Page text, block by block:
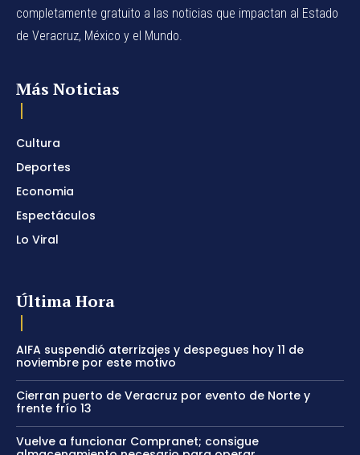
completamente gratuito a las noticias que impactan al Estado
de Veracruz, México y el Mundo.
Más Noticias
Cultura
Deportes
Economia
Espectáculos
Lo Viral
Última Hora
AIFA suspendió aterrizajes y despegues hoy 11 de
noviembre por este motivo
Cierran puerto de Veracruz por evento de Norte y
frente frío 13
Vuelve a funcionar Compranet; consigue